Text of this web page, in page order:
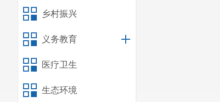
乡村振兴
义务教育
医疗卫生
生态环境